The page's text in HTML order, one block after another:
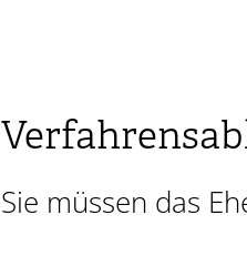
Sie müssen das